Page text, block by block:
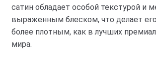
сатин обладает особой текстурой и
выраженным блеском, что делает
более плотным, как в лучших
мира.